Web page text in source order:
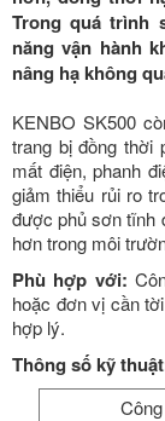
Trong quá trình
năng vận hành
nâng hạ không
KENBO SK500
trang bị đồng thời
mất điện, phanh
giảm thiểu rủi ro
được phủ sơn tĩnh
hơn trong môi
Phù hợp với:
hoặc đơn vị cần
hợp lý.
Thông số kỹ